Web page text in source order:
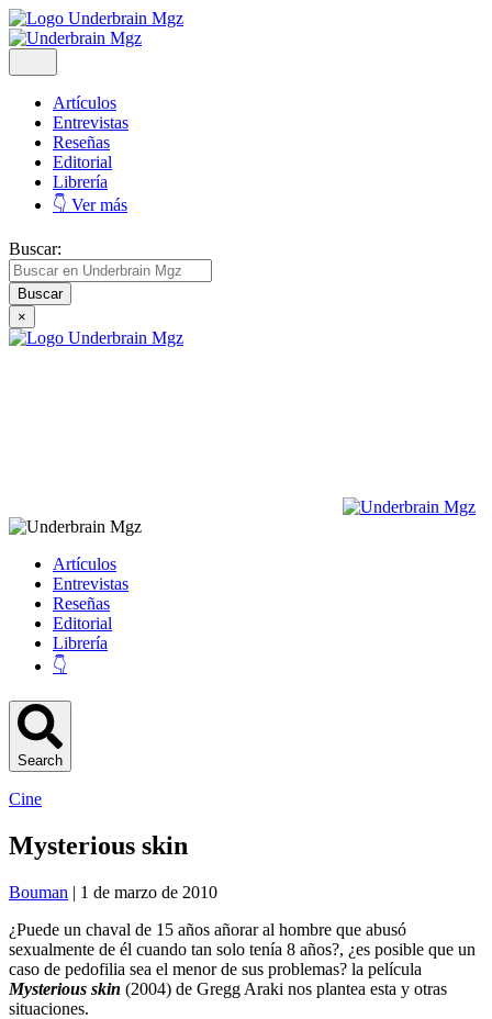
Artículos
Entrevistas
Reseñas
Editorial
Librería
👇 Ver más
Buscar:
×
Artículos
Entrevistas
Reseñas
Editorial
Librería
👇
Search
Cine
Mysterious skin
Bouman | 1 de marzo de 2010
¿Puede un chaval de 15 años añorar al hombre que abusó
sexualmente de él cuando tan solo tenía 8 años?, ¿es posible que un
caso de pedofilia sea el menor de sus problemas? la película
Mysterious skin (2004) de Gregg Araki nos plantea esta y otras
situaciones.